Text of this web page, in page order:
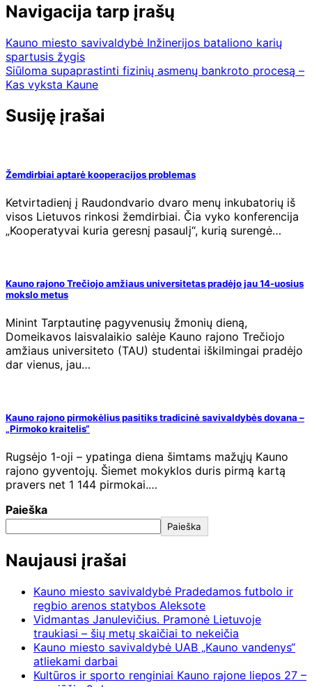
Navigacija tarp įrašų
Kauno miesto savivaldybė Inžinerijos bataliono karių
spartusis žygis
Siūloma supaprastinti fizinių asmenų bankroto procesą –
Kas vyksta Kaune
Susiję įrašai
Žemdirbiai aptarė kooperacijos problemas
Ketvirtadienį į Raudondvario dvaro menų inkubatorių iš
visos Lietuvos rinkosi žemdirbiai. Čia vyko konferencija
„Kooperatyvai kuria geresnį pasaulį“, kurią surengė…
Kauno rajono Trečiojo amžiaus universitetas pradėjo jau 14-uosius
mokslo metus
Minint Tarptautinę pagyvenusių žmonių dieną,
Domeikavos laisvalaikio salėje Kauno rajono Trečiojo
amžiaus universiteto (TAU) studentai iškilmingai pradėjo
dar vienus, jau…
Kauno rajono pirmokėlius pasitiks tradicinė savivaldybės dovana –
„Pirmoko kraitelis“
Rugsėjo 1-oji – ypatinga diena šimtams mažųjų Kauno
rajono gyventojų. Šiemet mokyklos duris pirmą kartą
pravers net 1 144 pirmokai.…
Paieška
Paieška
Naujausi įrašai
Kauno miesto savivaldybė Pradedamos futbolo ir
regbio arenos statybos Aleksote
Vidmantas Janulevičius. Pramonė Lietuvoje
traukiasi – šių metų skaičiai to nekeičia
Kauno miesto savivaldybė UAB „Kauno vandenys“
atliekami darbai
Kultūros ir sporto renginiai Kauno rajone liepos 27 –